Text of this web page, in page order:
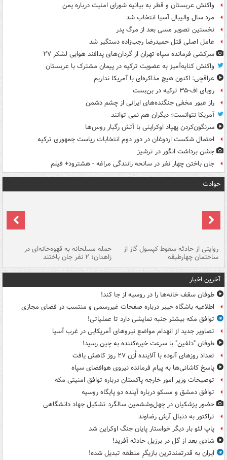
واکنش عربستان و قطر به بیانیه شورای امنیت درباره یمن
مرد سال والیبال آسیا انتخاب شد
نخستین تصویر مسی بعد از مرگ پدر
عامل اصلی قتل حمیدرضا رجب‌زاده دستگیر شد
سرکشی فرمانده سپاه تهران از گردان‌های پدافند هوایی لشکر ۲۷
واکنش کنایه‌آمیز به عضویت ترکیه در پیمان مشترک با عربستان
عراقچی: اکنون هیچ مذاکره‌ای با آمریکا نداریم
رویای اف-۳۵ ترکیه در بن‌بست
راز عبور مخفی جنگنده‌های ایرانی از چشم دشمن
آمریکا نتوانست؛ دیگران هم نمی توانند
سرنگون‌کردن پهپاد اوکراینی با آتش رگبار روس‌ها
احتمال شکست اردوغان در دور دوم انتخابات ریاست جمهوری ترکیه
جشن برداشت انگور در ترشیز
جان باختن چهار نفر در سانحه رانندگی مراغه - هشترود+ فیلم
حوادث
روایتی از حادثه سقوط کپسول گاز از
ساختمان چهارطبقه
حمله مسلحانه به قهوه‌خانه‌ای در
زاهدان؛ ۲ نفر جان باختند
آخرین اخبار
طوفان سقف خانه‌ها را در روسیه از جا ‌کند!
اطلاعیه باشگاه خیبر درباره صفحات غیررسمی و منتسب در فضای مجازی
توافق مکه بیشتر جنبه نمایشی دارد تا عملیاتی!
تصاویر جدید از انهدام مواضع نیروهای آمریکایی در غرب آسیا
طوفان "دلفین" با سرعت خیره‌کننده به چین رسید!
تعداد روزهای آلوده با آلاینده اُزن ۲۷ روز کاهش یافت
پاسخ کاشانی‌ها به پیام فرمانده نیروی هوافضای سپاه
توضیحات وزیر امور خارجه پاکستان درباره توافق امنیتی مکه
توافق دمشق و مسکو درباره آینده دو پایگاه روسیه
حضور پزشکیان در چهل‌وششمین سالگرد تشکیل جهاد دانشگاهی
تراکتور به دنبال آرش رضاوند
پاپ لئو بار دیگر خواستار پایان جنگ اوکراین شد
شادی بعد از گل در برزیل حادثه آفرید!
ایران به قدرتمندترین بازیگرِ منطقه تبدیل شده!